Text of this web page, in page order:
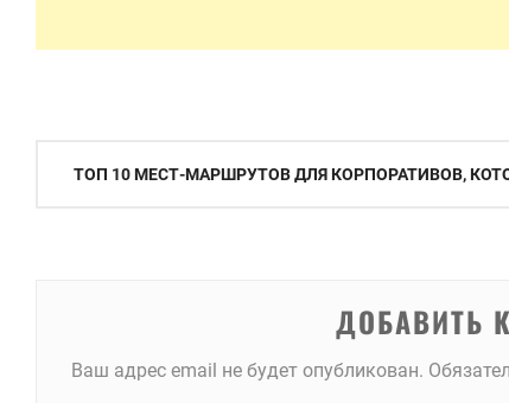
Навигация
ТОП 10 МЕСТ-МАРШРУТОВ ДЛЯ КОРПОРАТИВОВ,
ДОБАВИТЬ
Ваш адрес email не будет опубликован.